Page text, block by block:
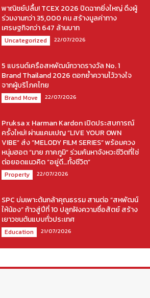
พาณิชย์ปลื้ม! TCEX 2026 ปิดฉากยิ่งใหญ่ ดึงผู้
ร่วมงานกว่า 35,000 คน สร้างมูลค่าทาง
เศรษฐกิจกว่า 647 ล้านบาท
Uncategorized 22/07/2026
5 แบรนด์เครือสหพัฒน์กวาดรางวัล No. 1
Brand Thailand 2026 ตอกย้ำความไว้วางใจ
จากผู้บริโภคไทย
Brand Move 22/07/2026
Pruksa x Harman Kardon เปิดประสบการณ์
ครั้งใหม่! ผ่านแคมเปญ “LIVE YOUR OWN
VIBE” ส่ง “MELODY FILM SERIES” พร้อมควง
หนุ่มฮอต “มาย ภาคภูมิ” ร่วมค้นหาจังหวะชีวิตที่ใช่
ต่อยอดแนวคิด “อยู่ดี…ทั้งชีวิต”
Property 22/07/2026
SPC บ่มเพาะต้นกล้าคุณธรรม สานต่อ “สหพัฒน์
ให้น้อง” ก้าวสู่ปีที่ 10 ปลูกฝังความซื่อสัตย์ สร้าง
เยาวชนต้นแบบทั่วประเทศ
Education 21/07/2026